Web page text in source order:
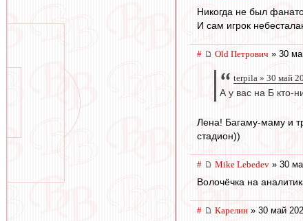
Никогда не был
И сам игрок
# Old Петрович » 30
terpila » 30 май
А у вас на Б кто-
Лена! Багаму-маму и
стадион))
# Mike Lebedev » 30
Волочёчка на
# Карелин » 30 май